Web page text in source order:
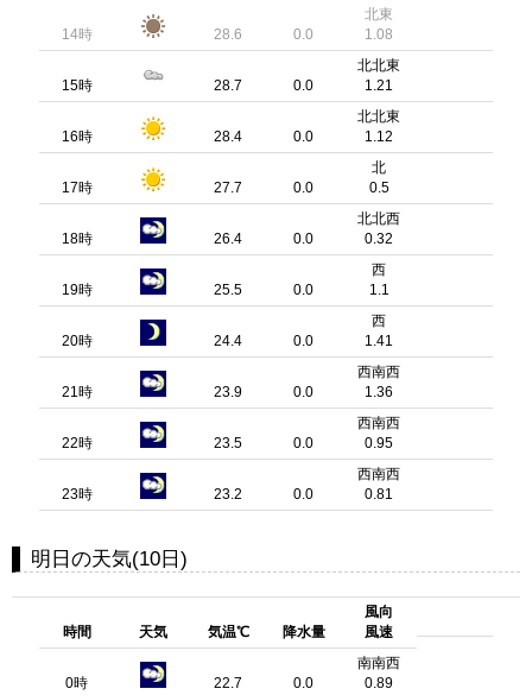
14時 28.6 0.0
北東
1.08
15時 28.7 0.0
北北東
1.21
16時 28.4 0.0
北北東
1.12
17時 27.7 0.0
北
0.5
18時 26.4 0.0
北北西
0.32
19時 25.5 0.0
西
1.1
20時 24.4 0.0
西
1.41
21時 23.9 0.0
西南西
1.36
22時 23.5 0.0
西南西
0.95
23時 23.2 0.0
西南西
0.81
明日の天気(10日)
時間 天気 気温℃ 降水量
風向
風速
0時 22.7 0.0
南南西
0.89